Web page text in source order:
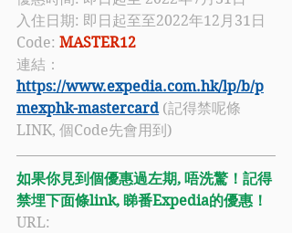
入住日期: 即日起至至2022年12月31日
Code: MASTER12
連結：
https://www.expedia.com.hk/lp/b/p
mexphk-mastercard (記得禁呢條
LINK, 個Code先會用到)
如果你見到個優惠過左期, 唔洗驚！記得
禁埋下面條link, 睇番Expedia的優惠！
URL: